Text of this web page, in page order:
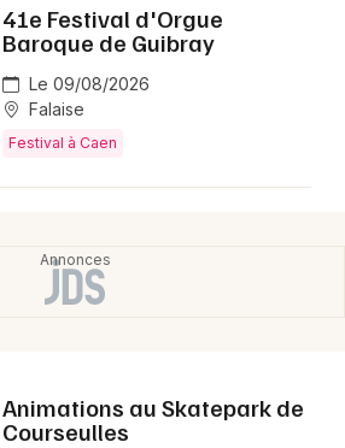
41e Festival d'Orgue
Baroque de Guibray
Le 09/08/2026
Falaise
Festival à Caen
Animations au Skatepark de
Courseulles